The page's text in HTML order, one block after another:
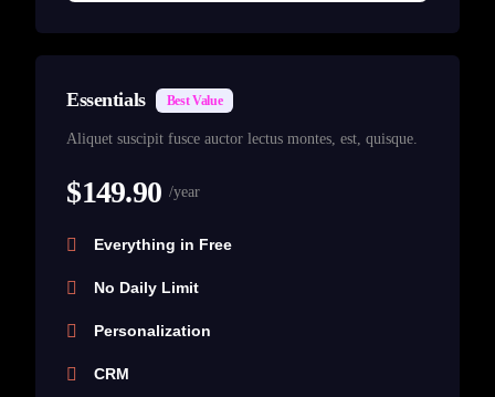
Essentials Best Value
Aliquet suscipit fusce auctor lectus montes, est, quisque.
$149.90 /year
Everything in Free
No Daily Limit
Personalization
CRM